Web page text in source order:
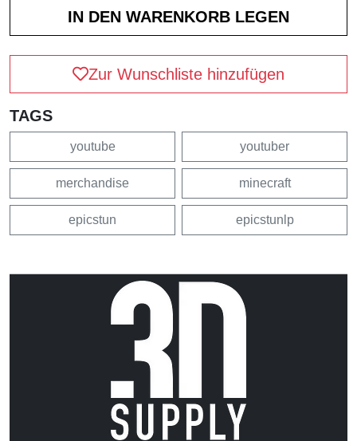
Zur Wunschliste hinzufügen
TAGS
youtube youtuber
merchandise minecraft
epicstun epicstunlp